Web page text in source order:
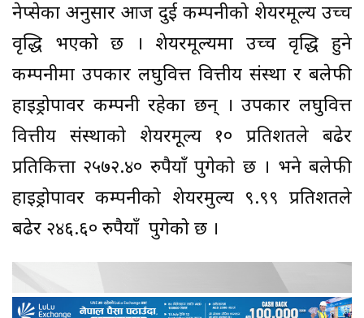
नेप्सेका अनुसार आज दुई कम्पनीको शेयरमूल्य उच्च
वृद्धि भएको छ । शेयरमूल्यमा उच्च वृद्धि हुने
कम्पनीमा उपकार लघुवित्त वित्तीय संस्था र बलेफी
हाइड्रोपावर कम्पनी रहेका छन् । उपकार लघुवित्त
वित्तीय संस्थाको शेयरमूल्य १० प्रतिशतले बढेर
प्रतिकित्ता २५७२.४० रुपैयाँ पुगेको छ । भने बलेफी
हाइड्रोपावर कम्पनीको शेयरमुल्य ९.९९ प्रतिशतले
बढेर २४६.६० रुपैयाँ पुगेको छ ।